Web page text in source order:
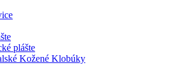
plášte
Kožené Klobúky